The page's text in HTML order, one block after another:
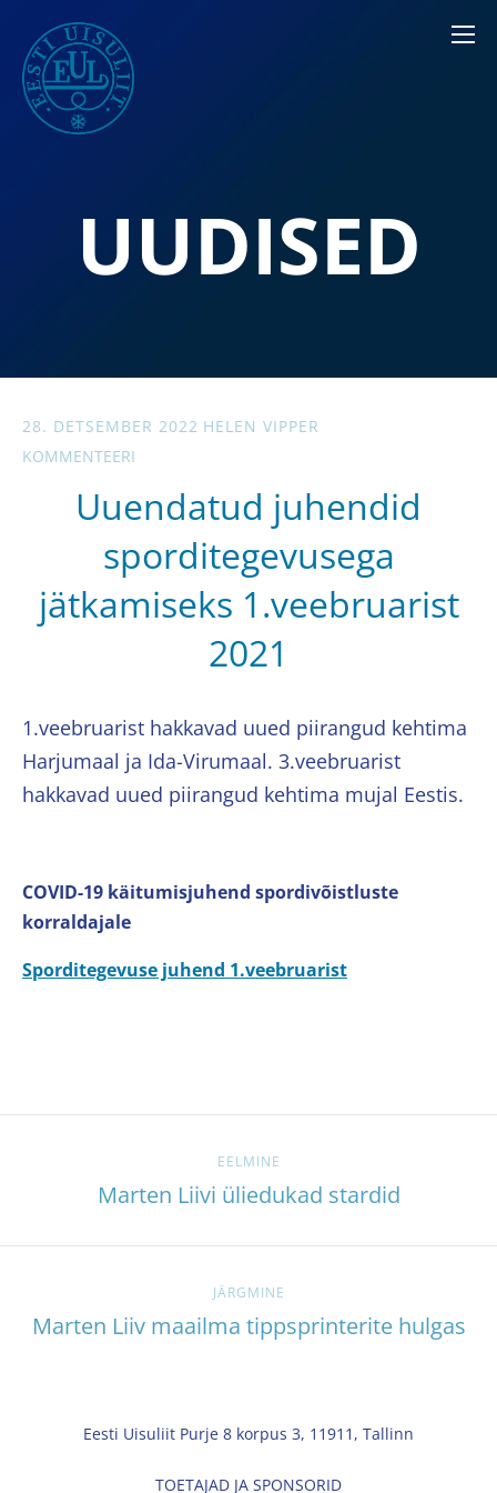
UUDISED
28. DETSEMBER 2022 HELEN VIPPER
KOMMENTEERI
Uuendatud juhendid
sporditegevusega
jätkamiseks 1.veebruarist
2021
1.veebruarist hakkavad uued piirangud kehtima
Harjumaal ja Ida-Virumaal. 3.veebruarist
hakkavad uued piirangud kehtima mujal Eestis.
COVID-19 käitumisjuhend spordivõistluste
korraldajale
Sporditegevuse juhend 1.veebruarist
EELMINE
Marten Liivi üliedukad stardid
JÄRGMINE
Marten Liiv maailma tippsprinterite hulgas
Eesti Uisuliit Purje 8 korpus 3, 11911, Tallinn
TOETAJAD JA SPONSORID